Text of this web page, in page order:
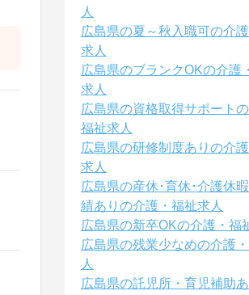
人
広島県の夏～秋入職可の介
求人
広島県のブランクOKの介護
求人
広島県の資格取得サポートの
福祉求人
広島県の研修制度ありの介
求人
広島県の産休･育休･介護休
績ありの介護・福祉求人
広島県の新卒OKの介護・福
広島県の残業少なめの介護
人
広島県の託児所・育児補助